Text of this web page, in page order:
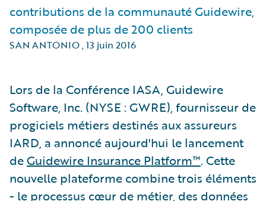
contributions de la communauté Guidewire,
composée de plus de 200 clients
SAN ANTONIO,13 juin 2016
Lors de la Conférence IASA, Guidewire
Software, Inc. (NYSE : GWRE), fournisseur de
progiciels métiers destinés aux assureurs
IARD, a annoncé aujourd'hui le lancement
deGuidewire Insurance Platform™. Cette
nouvelle plateforme combine trois éléments
- le processus cœur de métier, des données